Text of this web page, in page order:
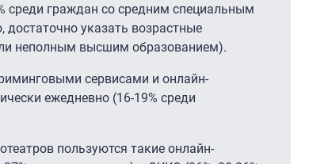
среди граждан со средним специальным
указать возрастные
неполным высшим образованием).
сервисами и онлайн-
ежедневно (16-19% среди
пользуются такие онлайн-